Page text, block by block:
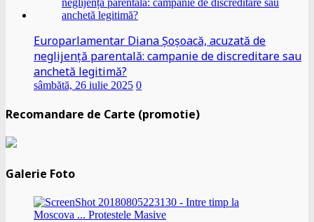
Europarlamentar Diana Șoșoacă, acuzată de
neglijență parentală: campanie de discreditare sau
anchetă legitimă?
sâmbătă, 26 iulie 2025 0
Recomandare de Carte (promotie)
Galerie Foto